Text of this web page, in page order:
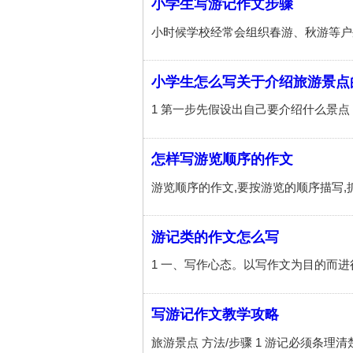
小学生写游记作文步骤
小学生怎么写关于介绍旅游景
怎样写游览顺序的作文
游记类的作文怎么写
写游记作文教学攻略